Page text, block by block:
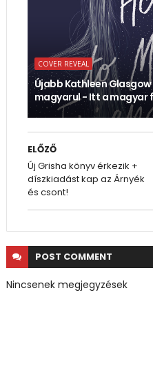
COVER REVEAL
Újabb Kathleen
magyarul - Itt a magyar
ELŐZŐ
Új Grisha könyv érkezik +
díszkiadást kap az Árnyék
és csont!
POST COMMENT
Nincsenek megjegyzések